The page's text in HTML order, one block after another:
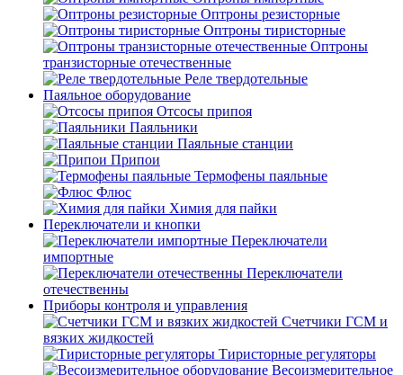
Оптроны резисторные
Оптроны тиристорные
Оптроны
транзисторные отечественные
Реле твердотельные
Паяльное оборудование
Отсосы припоя
Паяльники
Паяльные станции
Припои
Термофены паяльные
Флюс
Химия для пайки
Переключатели и кнопки
Переключатели
импортные
Переключатели
отечественны
Приборы контроля и управления
Счетчики ГСМ и
вязких жидкостей
Тиристорные регуляторы
Весоизмерительное